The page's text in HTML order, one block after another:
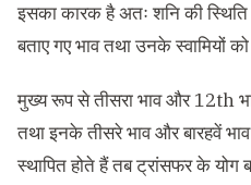
इसका कारक है अतः शनि की
बताए गए भाव तथा उनके स्वामियों
मुख्य रूप से तीसरा भाव और 12th
तथा इनके तीसरे भाव और बारहवें
स्थापित होते हैं तब ट्रांसफर के